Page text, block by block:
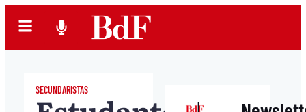
SECUNDARISTAS